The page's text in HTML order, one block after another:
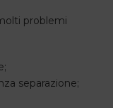
problemi
separazione;